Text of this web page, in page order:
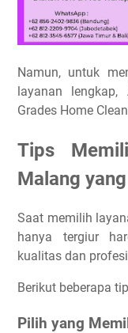
Namun, untuk
layanan
Grades Home
Tips
Malang
Saat memilih
hanya tergiur
kualitas dan
Berikut beberapa
Pilih yang